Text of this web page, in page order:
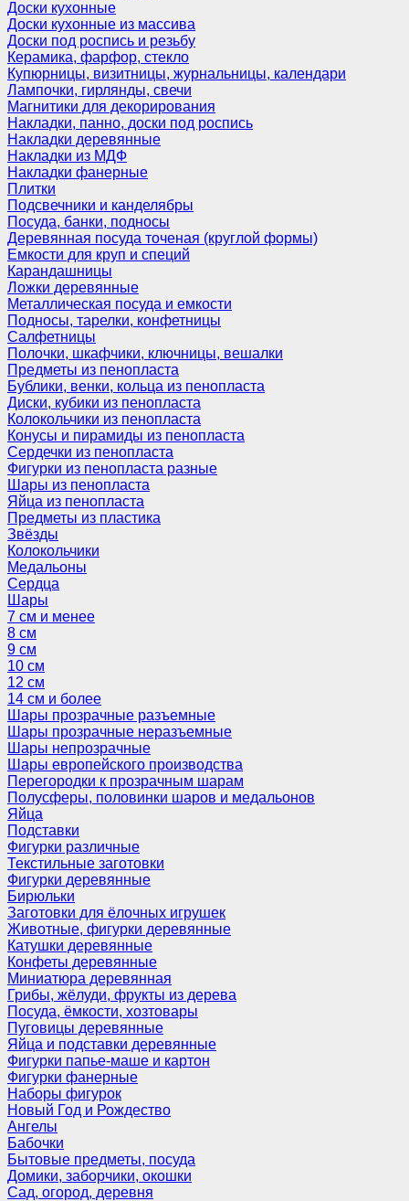
Доски кухонные
Доски кухонные из массива
Доски под роспись и резьбу
Керамика, фарфор, стекло
Купюрницы, визитницы, журнальницы, календари
Лампочки, гирлянды, свечи
Магнитики для декорирования
Накладки, панно, доски под роспись
Накладки деревянные
Накладки из МДФ
Накладки фанерные
Плитки
Подсвечники и канделябры
Посуда, банки, подносы
Деревянная посуда точеная (круглой формы)
Емкости для круп и специй
Карандашницы
Ложки деревянные
Металлическая посуда и емкости
Подносы, тарелки, конфетницы
Салфетницы
Полочки, шкафчики, ключницы, вешалки
Предметы из пенопласта
Бублики, венки, кольца из пенопласта
Диски, кубики из пенопласта
Колокольчики из пенопласта
Конусы и пирамиды из пенопласта
Сердечки из пенопласта
Фигурки из пенопласта разные
Шары из пенопласта
Яйца из пенопласта
Предметы из пластика
Звёзды
Колокольчики
Медальоны
Сердца
Шары
7 см и менее
8 см
9 см
10 см
12 см
14 см и более
Шары прозрачные разъемные
Шары прозрачные неразъемные
Шары непрозрачные
Шары европейского производства
Перегородки к прозрачным шарам
Полусферы, половинки шаров и медальонов
Яйца
Подставки
Фигурки различные
Текстильные заготовки
Фигурки деревянные
Бирюльки
Заготовки для ёлочных игрушек
Животные, фигурки деревянные
Катушки деревянные
Конфеты деревянные
Миниатюра деревянная
Грибы, жёлуди, фрукты из дерева
Посуда, ёмкости, хозтовары
Пуговицы деревянные
Яйца и подставки деревянные
Фигурки папье-маше и картон
Фигурки фанерные
Наборы фигурок
Новый Год и Рождество
Ангелы
Бабочки
Бытовые предметы, посуда
Домики, заборчики, окошки
Сад, огород, деревня